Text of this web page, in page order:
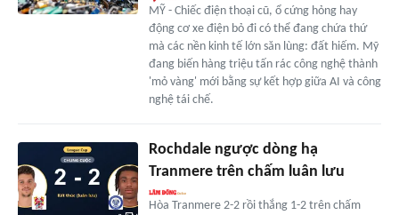
MỸ - Chiếc điện thoại cũ, ổ cứng hỏng hay
động cơ xe điện bỏ đi có thể đang chứa thứ
mà các nền kinh tế lớn săn lùng: đất hiếm. Mỹ
đang biến hàng triệu tấn rác công nghệ thành
'mỏ vàng' mới bằng sự kết hợp giữa AI và công
nghệ tái chế.
Rochdale ngược dòng hạ
Tranmere trên chấm luân lưu
Hòa Tranmere 2-2 rồi thắng 1-2 trên chấm